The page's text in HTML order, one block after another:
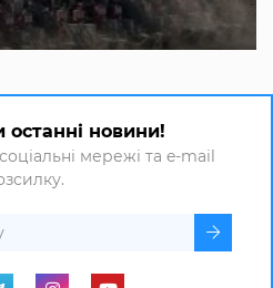
останні новини!
мережі та e-mail